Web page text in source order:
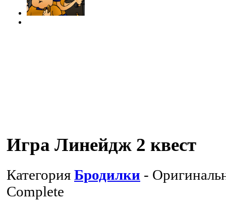
Игра Линейдж 2 квест
Категория Бродилки -
Complete